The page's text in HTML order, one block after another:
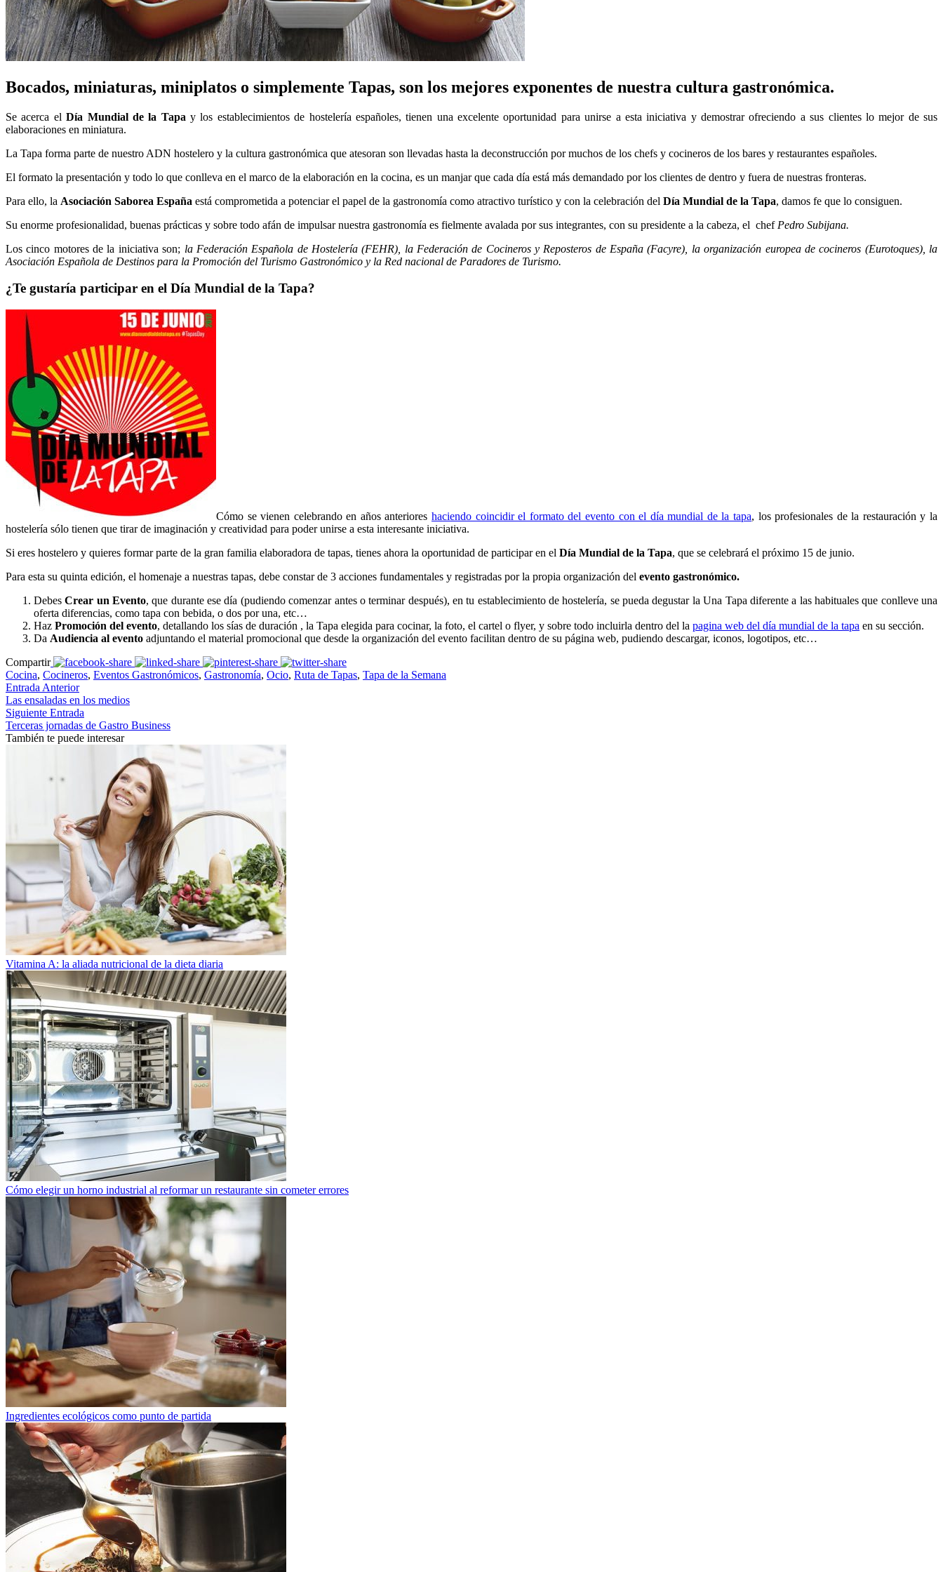
Bocados, miniaturas, miniplatos o simplemente Tapas, son los mejores exponentes de nuestra cultura gastronómica.
Se acerca elDía Mundial de la Tapa y los establecimientos de hostelería españoles, tienen una excelente oportunidad para unirse a esta iniciativa y demostrar ofreciendo a sus clientes lo mejor de sus
elaboraciones en miniatura.
La Tapa forma parte de nuestro ADN hostelero y la cultura gastronómica que atesoran son llevadas hasta la deconstrucción por muchos de los chefs y cocineros de los bares y restaurantes españoles.
El formato la presentación y todo lo que conlleva en el marco de la elaboración en la cocina, es un manjar que cada día está más demandado por los clientes de dentro y fuera de nuestras fronteras.
Para ello, la Asociación Saborea España está comprometida a potenciar el papel de la gastronomía como atractivo turístico y con la celebración del Día Mundial de la Tapa, damos fe que lo consiguen.
Su enorme profesionalidad, buenas prácticas y sobre todo afán de impulsar nuestra gastronomía es fielmente avalada por sus integrantes, con su presidente a la cabeza, el chef Pedro Subijana.
Los cinco motores de la iniciativa son; la Federación Española de Hostelería (FEHR), la Federación de Cocineros y Reposteros de España (Facyre), la organización europea de cocineros (Eurotoques), la
Asociación Española de Destinos para la Promoción del Turismo Gastronómico y la Red nacional de Paradores de Turismo.
¿Te gustaría participar en el Día Mundial de la Tapa?
Cómo se vienen celebrando en años anterioreshaciendo coincidir el formato del evento con el día mundial de la tapa, los profesionales de la restauración y la
hostelería sólo tienen que tirar de imaginación y creatividad para poder unirse a esta interesante iniciativa.
Si eres hostelero y quieres formar parte de la gran familia elaboradora de tapas, tienes ahora la oportunidad de participar en el Día Mundial de la Tapa, que se celebrará el próximo 15 de junio.
Para esta su quinta edición, el homenaje a nuestras tapas, debe constar de 3 acciones fundamentales y registradas por la propia organización del evento gastronómico.
DebesCrear un Evento, que durante ese día (pudiendo comenzar antes o terminar después), en tu establecimiento de hostelería, se pueda degustar la Una Tapa diferente a las habituales que conlleve una
oferta diferencias, como tapa con bebida, o dos por una, etc…
Haz Promoción del evento, detallando los sías de duración , la Tapa elegida para cocinar, la foto, el cartel o flyer, y sobre todo incluirla dentro del la pagina web del día mundial de la tapa en su sección.
Da Audiencia al evento adjuntando el material promocional que desde la organización del evento facilitan dentro de su página web, pudiendo descargar, iconos, logotipos, etc…
Compartir
Cocina, Cocineros, Eventos Gastronómicos, Gastronomía, Ocio, Ruta de Tapas, Tapa de la Semana
Entrada Anterior
Las ensaladas en los medios
Siguiente Entrada
Terceras jornadas de Gastro Business
También te puede interesar
Vitamina A: la aliada nutricional de la dieta diaria
Cómo elegir un horno industrial al reformar un restaurante sin cometer errores
Ingredientes ecológicos como punto de partida